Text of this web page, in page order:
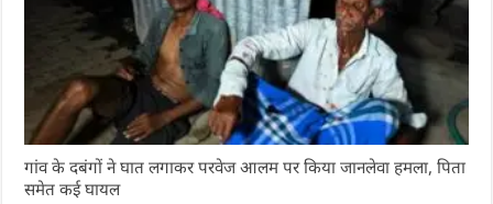
गांव के दबंगों ने घात लगाकर परवेज आलम पर किया जानलेवा हमला, पिता
समेत कई घायल